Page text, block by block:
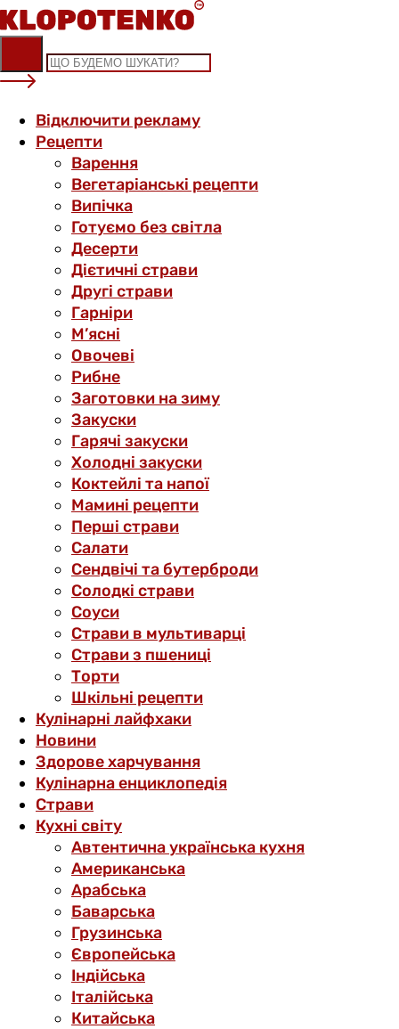
Skip
to
content
Відключити рекламу
Рецепти
Варення
Вегетаріанські рецепти
Випічка
Готуємо без світла
Десерти
Дієтичні страви
Другі страви
Гарніри
М’ясні
Овочеві
Рибне
Заготовки на зиму
Закуски
Гарячі закуски
Холодні закуски
Коктейлі та напої
Мамині рецепти
Перші страви
Салати
Сендвічі та бутерброди
Солодкі страви
Соуси
Страви в мультиварці
Страви з пшениці
Торти
Шкільні рецепти
Кулінарні лайфхаки
Новини
Здорове харчування
Кулінарна енциклопедія
Страви
Кухні світу
Автентична українська кухня
Американська
Арабська
Баварська
Грузинська
Європейська
Індійська
Італійська
Китайська